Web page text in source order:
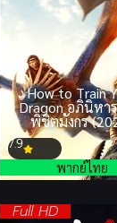
How to Train
Dragon อภินิหา
พิชิตมังกร
7.9
พากย์ไทย
Full HD